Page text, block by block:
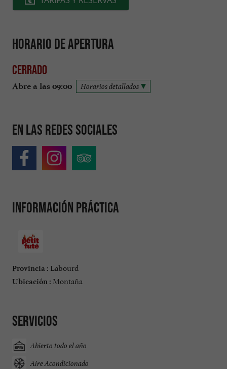
Horario de apertura
Cerrado
Abre a las 09:00 Horarios detallados
En las redes sociales
Información práctica
Provincia : Labourd
Ubicación : Montaña
Servicios
Abierto todo el año
Aire Acondicionado